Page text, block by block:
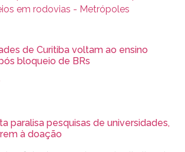
de Curitiba voltam ao ensino
bloqueio de BRs
paralisa pesquisas de universidades,
à doação